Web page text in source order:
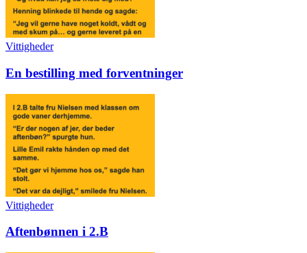
Vittigheder
En bestilling med forventninger
Vittigheder
Aftenbønnen i 2.B